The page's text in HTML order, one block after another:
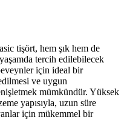
tişört, hem şık hem de
tercih edilebilecek
için ideal bir
ve uygun
mümkündür. Yüksek
yapısıyla, uzun süre
için mükemmel bir